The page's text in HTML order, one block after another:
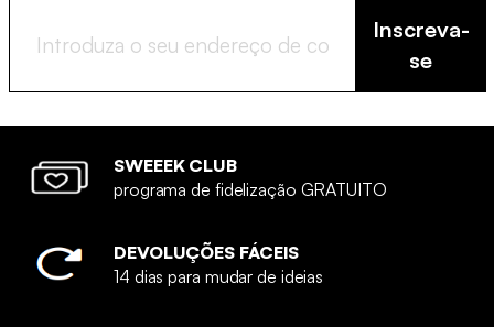
Inscreva-
se
SWEEEK CLUB
programa de fidelização GRATUITO
DEVOLUÇÕES FÁCEIS
14 dias para mudar de ideias